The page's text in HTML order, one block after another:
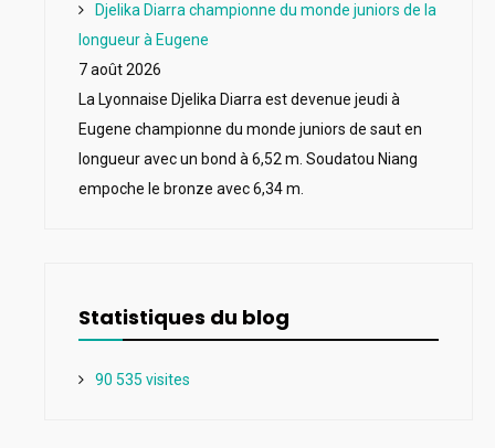
Djelika Diarra championne du monde juniors de la
longueur à Eugene
7 août 2026
La Lyonnaise Djelika Diarra est devenue jeudi à
Eugene championne du monde juniors de saut en
longueur avec un bond à 6,52 m. Soudatou Niang
empoche le bronze avec 6,34 m.
Statistiques du blog
90 535 visites